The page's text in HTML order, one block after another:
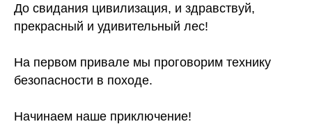
До свидания цивилизация, и здравствуй,
прекрасный и удивительный лес!
На первом привале мы проговорим технику
безопасности в походе.
Начинаем наше приключение!